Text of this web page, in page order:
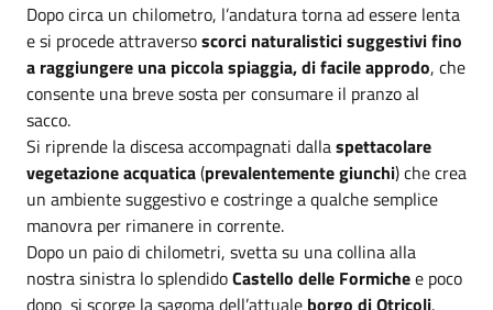
Dopo circa un chilometro, l’andatura torna ad essere lenta
e si procede attraversoscorci naturalistici suggestivi fino
a raggiungere una piccola spiaggia, di facile approdo, che
consente una breve sosta per consumare il pranzo al
sacco.
Si riprende la discesa accompagnati dallaspettacolare
vegetazione acquatica(prevalentemente giunchi) che crea
un ambiente suggestivo e costringe a qualche semplice
manovra per rimanere in corrente.
Dopo un paio di chilometri, svetta su una collina alla
nostra sinistra lo splendidoCastello delle Formichee poco